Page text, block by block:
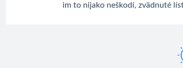
im to nijako neškodí, zvädnuté